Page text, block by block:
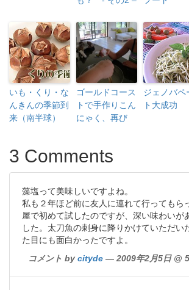
いも・くり・な
んきんの季節到
来（南半球）
ゴールドコース
トで手作りこん
にゃく、再び
ジェノバペ
ト大成功
3 Comments
藻塩って美味しいですよね。
私も２年ほど前に友人に連れて行ってもら
屋で初めて試したのですが、深い味わいが
した。太刀魚の刺身に降りかけていただい
た目にも面白かったですよ。
コメント by cityde — 2009年2月5日 @